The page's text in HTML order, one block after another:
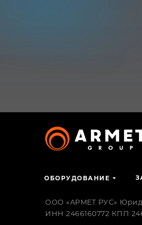
ООО «АРМЕТ РУС»
ИНН 2466160772 КПП
ОБОРУДОВАНИЕ